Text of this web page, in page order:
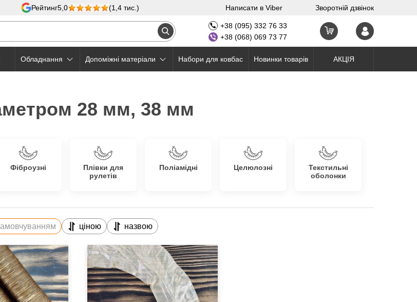
Рейтинг5,0 (1,4 тис.) Написати в Viber Зворотній дзвінок
+38 (095) 332 76 33
+38 (068) 069 73 77
Обладнання Допоміжні матеріали Набори для ковбас Новинки товарів АКЦІЯ
28 мм, 38 мм
Фіброузні
Плівки для
рулетів
Поліамідні Целюлозні
Текстильні
оболонки
ціною назвою